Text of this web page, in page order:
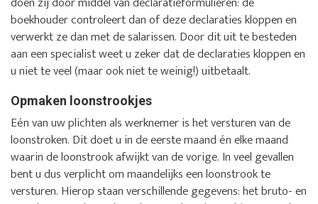
boekhouder controleert dan of deze declaraties kloppen en
verwerkt ze dan met de salarissen. Door dit uit te besteden
aan een specialist weet u zeker dat de declaraties kloppen en
u niet te veel (maar ook niet te weinig!) uitbetaalt.
Opmaken loonstrookjes
Eén van uw plichten als werknemer is het versturen van de
loonstroken. Dit doet u in de eerste maand én elke maand
waarin de loonstrook afwijkt van de vorige. In veel gevallen
bent u dus verplicht om maandelijks een loonstrook te
versturen. Hierop staan verschillende gegevens: het bruto- en